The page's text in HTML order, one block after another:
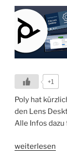
+1
Poly hat
den Lens
Alle Infos dazu
„Neues
weiterlesen